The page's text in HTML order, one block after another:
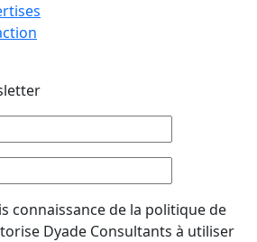
connaissance de la politique de
Dyade Consultants à utiliser